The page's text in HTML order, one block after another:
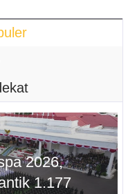
2026,
1.177